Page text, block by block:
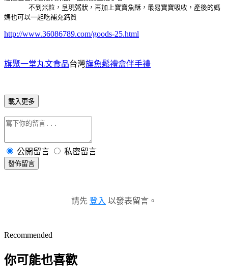
不到米粒，呈現粥狀，再加上寶寶魚酥，最易寶寶吸收，產後的媽
媽也可以一起吃補充鈣質
http://www.36086789.com/goods-25.html
旗聚一堂丸文食品台灣旗魚鬆禮盒伴手禮
載入更多
公開留言 私密留言
發佈留言
請先 登入 以發表留言。
Recommended
你可能也喜歡